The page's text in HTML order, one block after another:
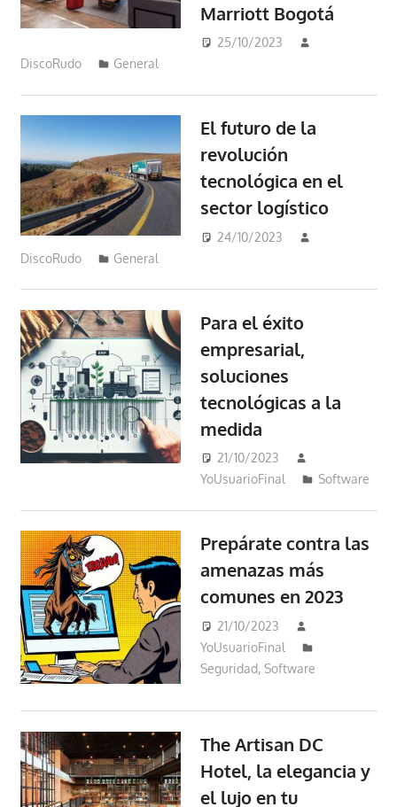
Marriott Bogotá
25/10/2023
DiscoRudo
General
El futuro de la
revolución
tecnológica en el
sector logístico
24/10/2023
DiscoRudo
General
Para el éxito
empresarial,
soluciones
tecnológicas a la
medida
21/10/2023
YoUsuarioFinal
Software
Prepárate contra las
amenazas más
comunes en 2023
21/10/2023
YoUsuarioFinal
Seguridad,Software
The Artisan DC
Hotel, la elegancia y
el lujo en tu